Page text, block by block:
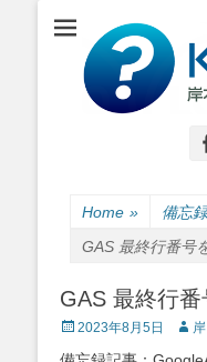
小さな会社・小さ
Home » 備忘録
GAS 最終行番号
GAS 最終行
Posted
2023年8月5日